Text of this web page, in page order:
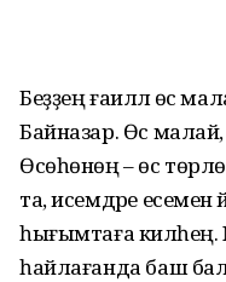
Беҙҙең ғаиләлә өс
Байназар. Өс малай,
Өсөһөнөң – өс
та, исемдәре
һығымтаға киләһең.
һайлағанда баш